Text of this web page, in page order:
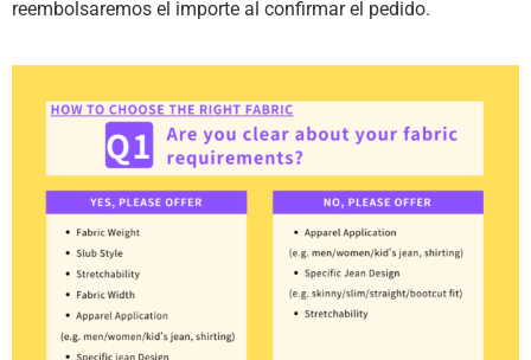
reembolsaremos el importe al confirmar el pedido.